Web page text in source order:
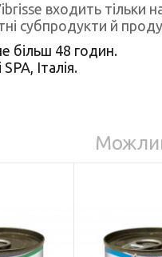
входить тільки
субпродукти й
більш 48 годин.
Італія.